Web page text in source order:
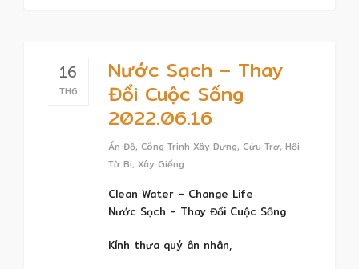
16
TH6
Nước Sạch – Thay
Đổi Cuộc Sống
2022.06.16
Ấn Độ, Công Trình Xây Dựng, Cứu Trợ, Hội
Từ Bi, Xây Giếng
Clean Water – Change Life
Nước Sạch – Thay Đổi Cuộc Sống
Kính thưa quý ân nhân,